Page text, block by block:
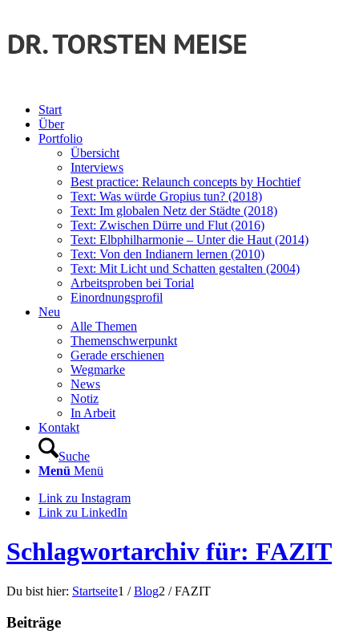
Start
Über
Portfolio
Übersicht
Interviews
Best practice: Relaunch concepts by Hochtief
Text: Was würde Gropius tun? (2018)
Text: Im globalen Netz der Städte (2018)
Text: Zwischen Dürre und Flut (2016)
Text: Elbphilharmonie – Unter die Haut (2014)
Text: Von den Indianern lernen (2010)
Text: Mit Licht und Schatten gestalten (2004)
Arbeitsproben bei Torial
Einordnungsprofil
Neu
Alle Themen
Themenschwerpunkt
Gerade erschienen
Wegmarke
News
Notiz
In Arbeit
Kontakt
Suche
Menü Menü
Link zu Instagram
Link zu LinkedIn
Schlagwortarchiv für: FAZIT
Du bist hier: Startseite1 / Blog2 / FAZIT
Beiträge